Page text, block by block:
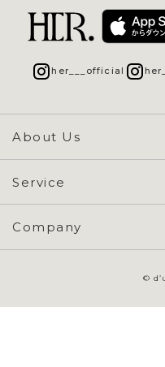
About Us
Concept & Overview
Service
会員登録 / ログイン
ご利用ガイド
お問い合わせ
Company
her___official
©